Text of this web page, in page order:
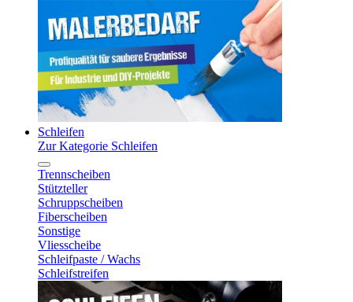
Schleifen
Zur Kategorie Schleifen
Trennscheiben
Stützteller
Schruppscheiben
Fiberscheiben
Sonstige
Vliesscheibe
Schleifpaste / Wachs
Schleifstreifen